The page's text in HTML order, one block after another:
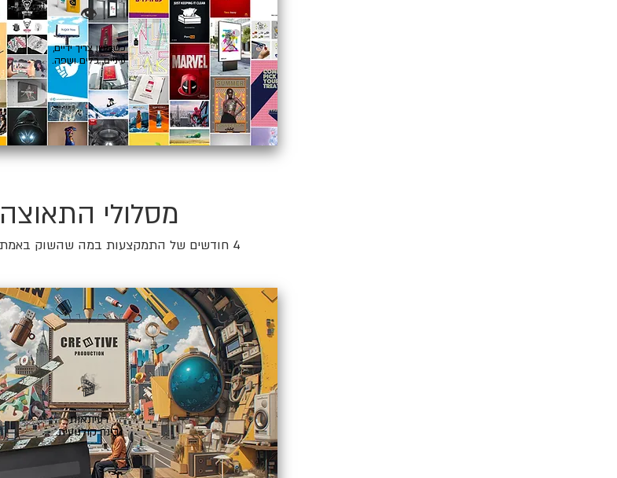
👁️
כשרעיון צריך ידיים,
עיניים, כלים ושפה.
מסלולי התאוצה
4 חודשים של התמקצעות במה שהשוק באמת צריך עכשיו.
🎬
רעיונאות
ובינה קולנועית.